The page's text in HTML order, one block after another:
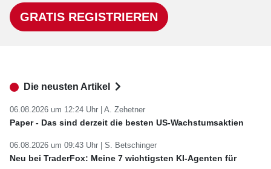
GRATIS REGISTRIEREN
Die neusten Artikel
06.08.2026 um 12:24 Uhr | A. Zehetner
Paper - Das sind derzeit die besten US-Wachstumsaktien
06.08.2026 um 09:43 Uhr | S. Betschinger
Neu bei TraderFox: Meine 7 wichtigsten KI-Agenten für